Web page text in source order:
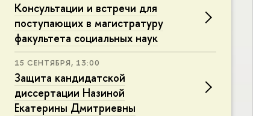
Консультации и встречи для
поступающих в магистратуру
факультета социальных наук
15 СЕНТЯБРЯ, 13:00
Защита кандидатской
диссертации Назиной
Екатерины Дмитриевны